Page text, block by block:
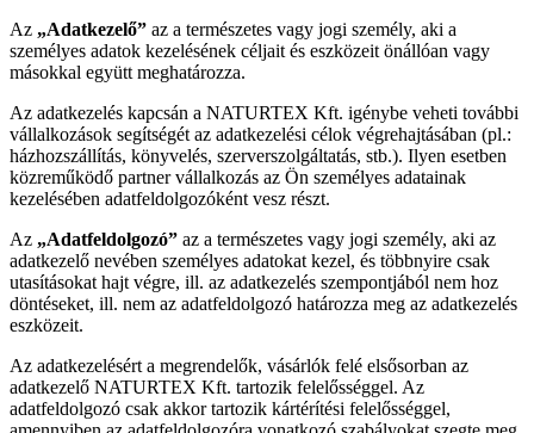
Az „Adatkezelő” az a természetes vagy jogi személy, aki a
személyes adatok kezelésének céljait és eszközeit önállóan vagy
másokkal együtt meghatározza.
Az adatkezelés kapcsán a NATURTEX Kft. igénybe veheti további
vállalkozások segítségét az adatkezelési célok végrehajtásában (pl.:
házhozszállítás, könyvelés, szerverszolgáltatás, stb.). Ilyen esetben
közreműködő partner vállalkozás az Ön személyes adatainak
kezelésében adatfeldolgozóként vesz részt.
Az „Adatfeldolgozó” az a természetes vagy jogi személy, aki az
adatkezelő nevében személyes adatokat kezel, és többnyire csak
utasításokat hajt végre, ill. az adatkezelés szempontjából nem hoz
döntéseket, ill. nem az adatfeldolgozó határozza meg az adatkezelés
eszközeit.
Az adatkezelésért a megrendelők, vásárlók felé elsősorban az
adatkezelő NATURTEX Kft. tartozik felelősséggel. Az
adatfeldolgozó csak akkor tartozik kártérítési felelősséggel,